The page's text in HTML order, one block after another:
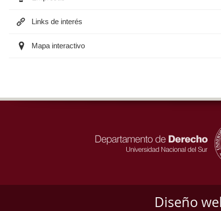
Links de interés
Mapa interactivo
Diseño